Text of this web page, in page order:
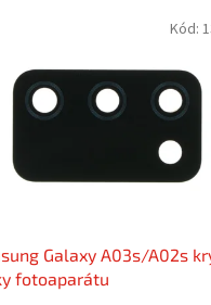
Galaxy A03s/A02s
fotoaparátu
Kód: